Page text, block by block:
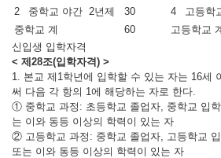
2
중학교 야간 2년제 30 4 고등학
중학교 계
60 고등학교
신입생 입학자격
< 제28조(입학자격) >
1. 본교 제1학년에 입학할 수 있는 자는 16세
써 다음 각 항의 1에 해당하는 자로 한다.
① 중학교 과정: 초등학교 졸업자, 중학교 입
는 이와 동등 이상의 학력이 있는 자
② 고등학교 과정: 중학교 졸업자, 고등학교
또는 이와 동등 이상의 학력이 있는 자